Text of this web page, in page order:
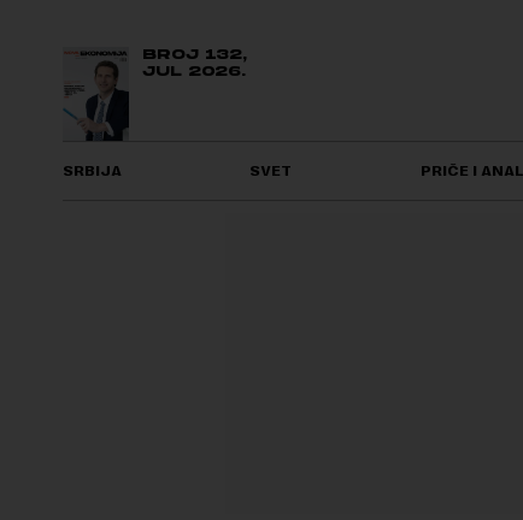
BROJ 132,
JUL 2026.
SRBIJA SVET PRIČE I